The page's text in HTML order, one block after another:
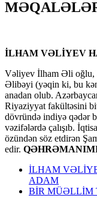
İLHAM VƏLİYEV
Vəliyev İlham Əli oğlu,
Əlibəyi (yəqin ki, bu
anadan olub.
Riyaziyyat fakültəsini
dövründə indiyə qədər
vəzifələrdə çalışıb.
özündən söz etdirən
edir.
İLHAM
ADAM
BİR MÜƏLLİM